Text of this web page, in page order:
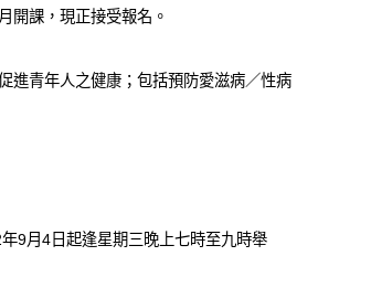
開課，現正接受報名。
進青年人之健康；包括預防愛滋病／性病
9月4日起逢星期三晚上七時至九時舉